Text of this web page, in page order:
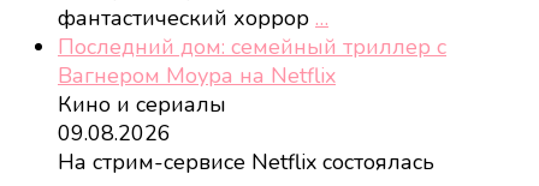
фантастический хоррор …
Последний дом: семейный триллер с
Вагнером Моура на Netflix
Кино и сериалы
09.08.2026
На стрим-сервисе Netflix состоялась